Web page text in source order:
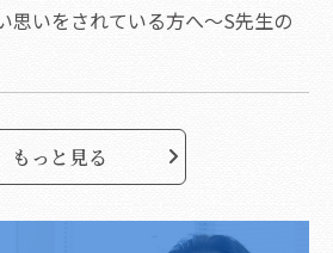
思いをされている方へ～S先生の
もっと見る